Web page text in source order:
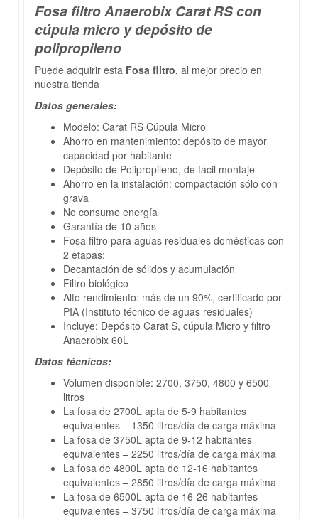
Fosa filtro Anaerobix Carat RS con
cúpula micro y depósito de
polipropileno
Puede adquirir esta Fosa filtro, al mejor precio en
nuestra tienda
Datos generales:
Modelo: Carat RS Cúpula Micro
Ahorro en mantenimiento: depósito de mayor
capacidad por habitante
Depósito de Polipropileno, de fácil montaje
Ahorro en la instalación: compactación sólo con
grava
No consume energía
Garantía de 10 años
Fosa filtro para aguas residuales domésticas con
2 etapas:
Decantación de sólidos y acumulación
Filtro biológico
Alto rendimiento: más de un 90%, certificado por
PIA (Instituto técnico de aguas residuales)
Incluye: Depósito Carat S, cúpula Micro y filtro
Anaerobix 60L
Datos técnicos:
Volumen disponible: 2700, 3750, 4800 y 6500
litros
La fosa de 2700L apta de 5-9 habitantes
equivalentes – 1350 litros/día de carga máxima
La fosa de 3750L apta de 9-12 habitantes
equivalentes – 2250 litros/día de carga máxima
La fosa de 4800L apta de 12-16 habitantes
equivalentes – 2850 litros/día de carga máxima
La fosa de 6500L apta de 16-26 habitantes
equivalentes – 3750 litros/día de carga máxima